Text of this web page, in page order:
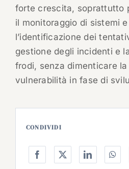
forte crescita, soprattutto
il monitoraggio di sistemi
l’identificazione dei
gestione degli incidenti e
frodi, senza dimenticare
vulnerabilità in fase di
CONDIVIDI